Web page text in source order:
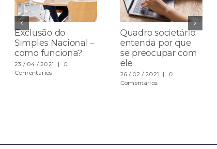
Exclusão do
Simples Nacional –
como funciona?
23 / 04 / 2021 |
0
Comentários
Quadro societário:
entenda por que
se preocupar com
ele
26 / 02 / 2021 |
0
Comentários